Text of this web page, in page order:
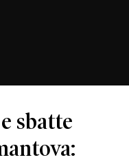
sbatte